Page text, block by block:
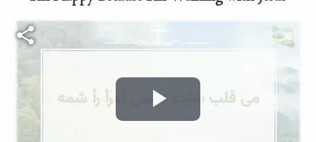
Video-Datei
Video